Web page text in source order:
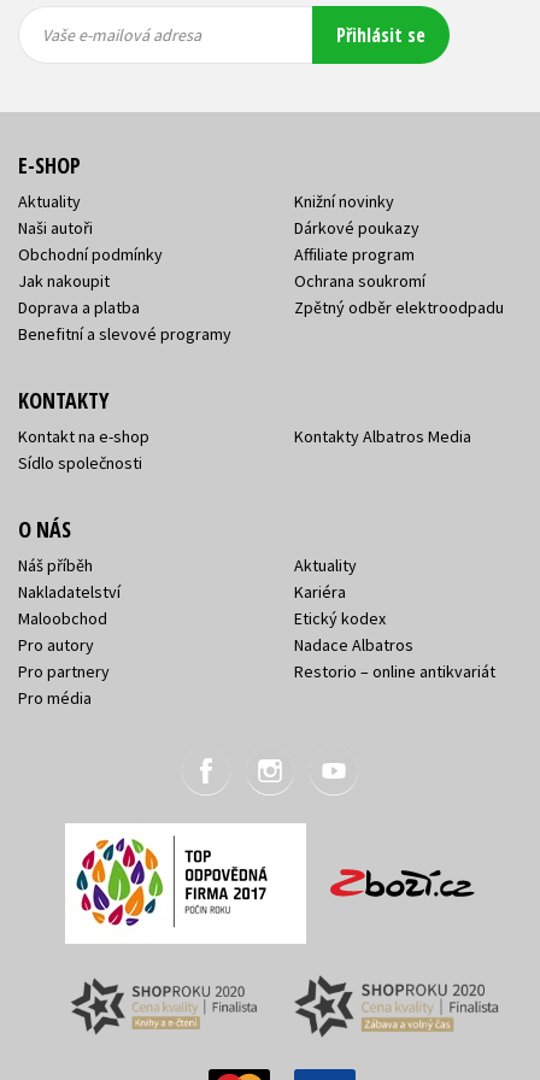
mailová
mailová
Vaše e-mailová adresa Přihlásit se
E-SHOP
Aktuality
Naši autoři
Obchodní podmínky
Jak nakoupit
Doprava a platba
Benefitní a slevové programy
Knižní novinky
Dárkové poukazy
Affiliate program
Ochrana soukromí
Zpětný odběr elektroodpadu
KONTAKTY
Kontakt na e-shop
Sídlo společnosti
Kontakty Albatros Media
O NÁS
Náš příběh
Nakladatelství
Maloobchod
Pro autory
Pro partnery
Pro média
Aktuality
Kariéra
Etický kodex
Nadace Albatros
Restorio – online antikvariát